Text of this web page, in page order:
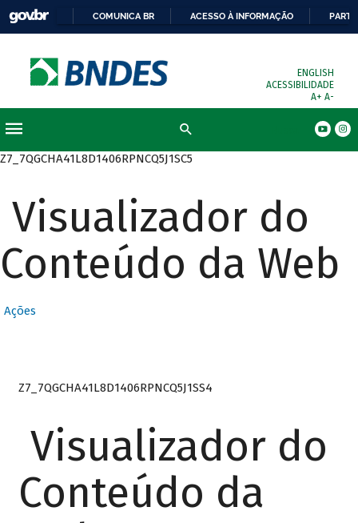
COMUNICA BR ACESSO À INFORMAÇÃO
ENGLISH
ACESSIBILIDADE
A+ A-
Z7_7QGCHA41L8D1406RPNCQ5J1SC5
Visualizador do
Conteúdo da Web
Ações
Z7_7QGCHA41L8D1406RPNCQ5J1SS4
Visualizador do
Conteúdo da